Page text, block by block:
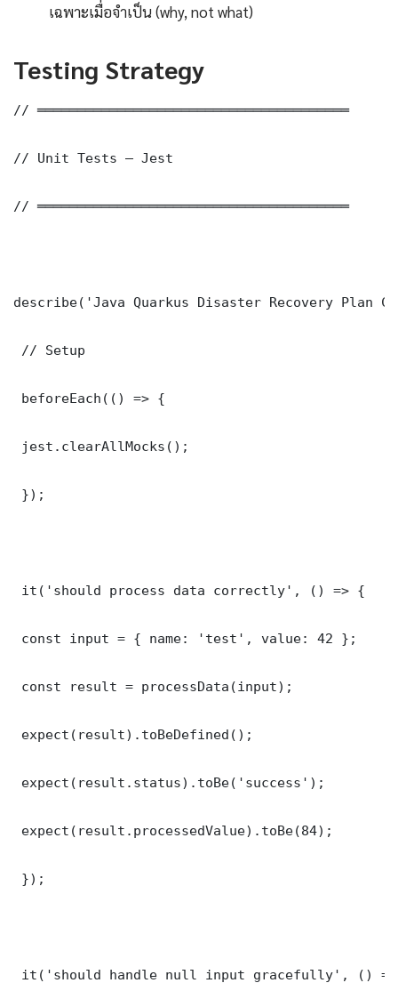
เฉพาะเมื่อจำเป็น (why, not what)
Testing Strategy
// ═══════════════════════════════════════
// Unit Tests — Jest
// ═══════════════════════════════════════
describe('Java Quarkus Disaster Recovery Plan
// Setup
beforeEach(() => {
jest.clearAllMocks();
});
it('should process data correctly', () => {
const input = { name: 'test', value: 42 };
const result = processData(input);
expect(result).toBeDefined();
expect(result.status).toBe('success');
expect(result.processedValue).toBe(84);
});
it('should handle null input gracefully', ()